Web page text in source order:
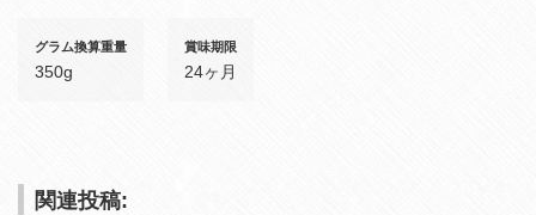
グラム換算重量
350g
賞味期限
24ヶ月
関連投稿: